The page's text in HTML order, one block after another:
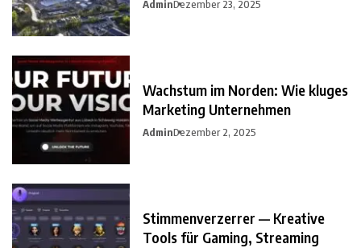
AdminDezember 23, 2025
Wachstum im Norden: Wie kluges
Marketing Unternehmen
AdminDezember 2, 2025
Stimmenverzerrer — Kreative
Tools für Gaming, Streaming